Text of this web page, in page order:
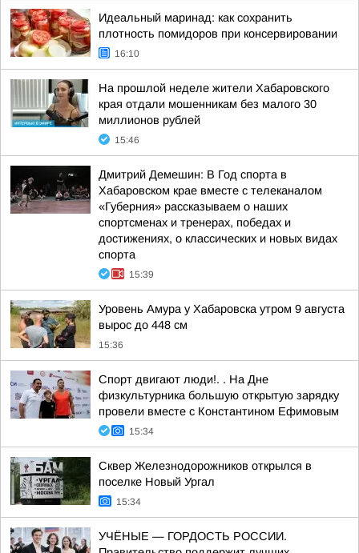
Идеальный маринад: как сохранить
плотность помидоров при консервировании
16:10
На прошлой неделе жители Хабаровского
края отдали мошенникам без малого 30
миллионов рублей
15:46
Дмитрий Демешин: В Год спорта в
Хабаровском крае вместе с телеканалом
«Губерния» рассказываем о наших
спортсменах и тренерах, победах и
достижениях, о классических и новых видах
спорта
15:39
Уровень Амура у Хабаровска утром 9 августа
вырос до 448 см
15:36
Спорт двигают люди!. . На Дне
физкультурника большую открытую зарядку
провели вместе с Константином Ефимовым
15:34
Сквер Железнодорожников открылся в
поселке Новый Ургал
15:34
УЧЁНЫЕ — ГОРДОСТЬ РОССИИ.